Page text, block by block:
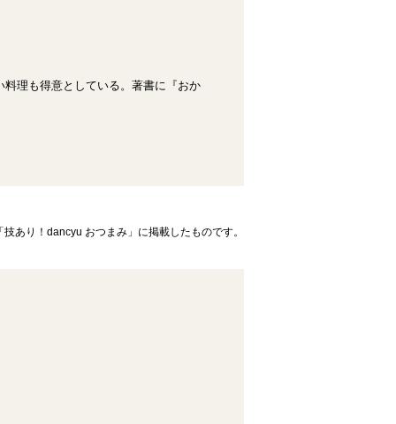
理も得意としている。著書に『おか
あり！dancyu おつまみ」に掲載したものです。